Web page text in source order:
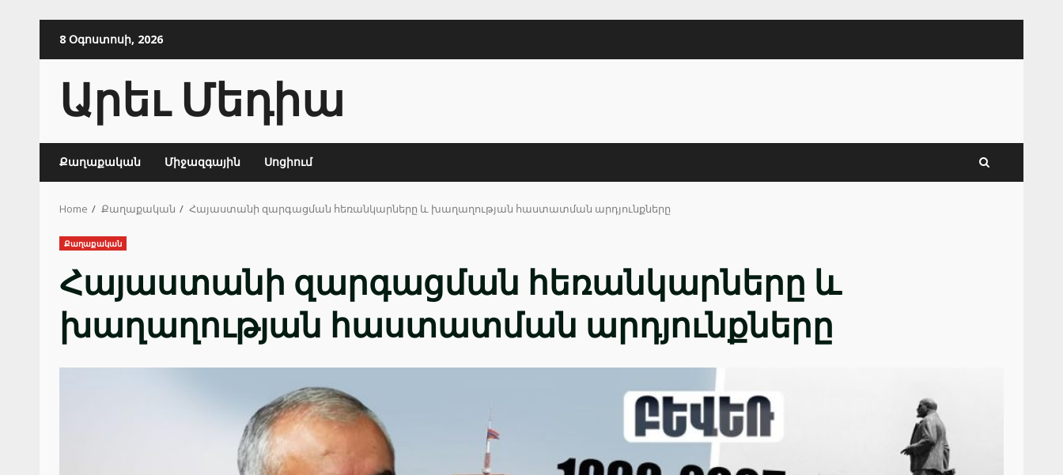
8 Օգոստոսի, 2026
Արեւ Մեդիա
Քաղաքական Միջազգային Սոցիում
Home Քաղաքական Հայաստանի զարգացման հեռանկարները և խաղաղության հաստատման արդյունքները
Քաղաքական
Հայաստանի զարգացման հեռանկարները և
խաղաղության հաստատման արդյունքները